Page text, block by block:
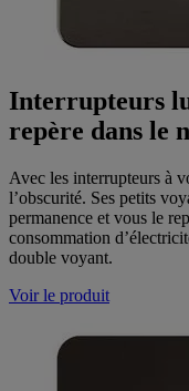
Interrupteurs
repère dans le
Avec les interrupteurs à
l’obscurité. Ses petits
permanence et vous le
consommation
double voyant.
Voir le produit